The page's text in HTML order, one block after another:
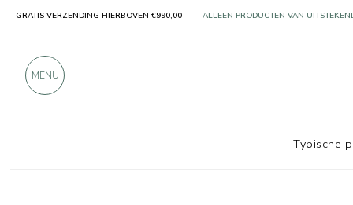
GRATIS VERZENDING HIERBOVEN €990,00 MEER DAN 900 POSITIEVE RECENSIES
MENU
Typische